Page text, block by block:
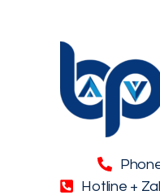
Hotline +